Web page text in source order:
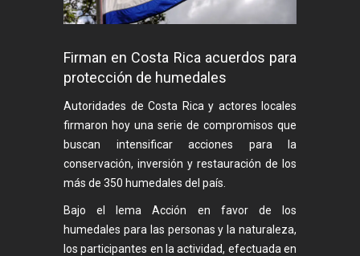
Firman en Costa Rica acuerdos para
protección de humedales
Autoridades de Costa Rica y actores locales
firmaron hoy una serie de compromisos que
buscan intensificar acciones para la
conservación, inversión y restauración de los
más de 350 humedales del país.
Bajo el lema Acción en favor de los
humedales para las personas y la naturaleza,
los participantes en la actividad, efectuada en